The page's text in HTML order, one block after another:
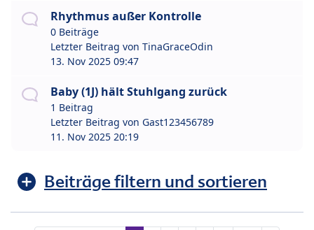
Rhythmus außer Kontrolle
0 Beiträge
Letzter Beitrag von TinaGraceOdin
13. Nov 2025 09:47
Baby (1J) hält Stuhlgang zurück
1 Beitrag
Letzter Beitrag von Gast123456789
11. Nov 2025 20:19
Beiträge filtern und sortieren